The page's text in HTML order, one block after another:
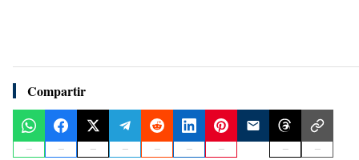
Compartir